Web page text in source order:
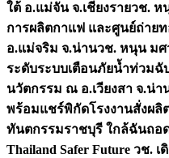
ใต้ อ.แม่จัน จ.เชียงรายวช. ห
การผลิตกาแฟ และศูนย์ถ่าย
อ.แม่จริม จ.น่านวช. หนุน มศ
ระดับระบบเตือนภัยน้ำท่วม
นวัตกรรม ณ อ.เวียงสา จ.น่า
พร้อมแชร์พิกัดโรงงานสั่งผลิ
ทันตกรรมราชบุรี ใกล้ฉันถอ
Thailand Safer Future วช.